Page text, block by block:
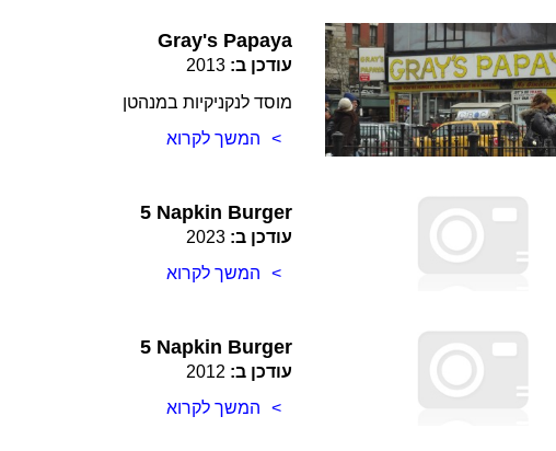
Gray's Papaya
עודכן ב: 2013
מוסד לנקניקיות במנהטן
המשך לקרוא
5 Napkin Burger
עודכן ב: 2023
המשך לקרוא
5 Napkin Burger
עודכן ב: 2012
המשך לקרוא